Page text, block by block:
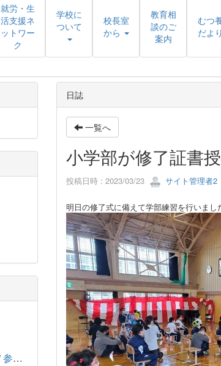
就労・生
活支援ネ
ットワー
ク
学校に
ついて
校長室
から
教育相
談のご
案内
むつ
だより
日誌
一覧へ
小学部が修了証書
投稿日時 : 2023/03/23 サイト管理者2
明日の修了式に備えて学部練習を行いまし
高等部 ”国スポ・障スポ” 参加記念品 引渡式